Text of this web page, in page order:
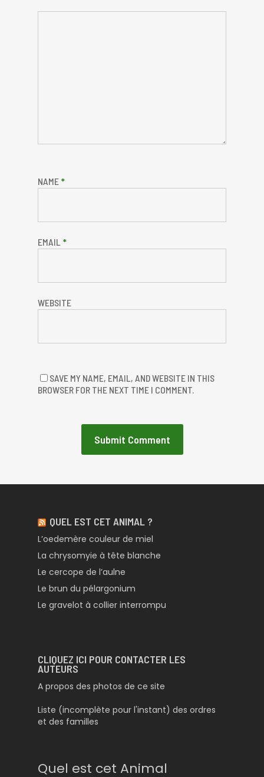
NAME *
EMAIL *
WEBSITE
SAVE MY NAME, EMAIL, AND WEBSITE IN THIS
BROWSER FOR THE NEXT TIME I COMMENT.
QUEL EST CET ANIMAL ?
L’oedemère couleur de miel
La chrysomyie à tête blanche
Le cercope de l’aulne
Le brun du pélargonium
Le gravelot à collier interrompu
CLIQUEZ ICI POUR CONTACTER LES
AUTEURS
A propos des photos de ce site
Liste (incomplète pour l'instant) des ordres
et des familles
Quel est cet Animal